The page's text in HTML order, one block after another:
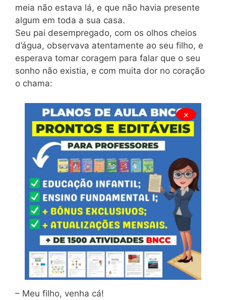
meia não estava lá, e que não havia presente
algum em toda a sua casa.
Seu pai desempregado, com os olhos cheios
d’água, observava atentamente ao seu filho, e
esperava tomar coragem para falar que o seu
sonho não existia, e com muita dor no coração
o chama:
×
– Meu filho, venha cá!